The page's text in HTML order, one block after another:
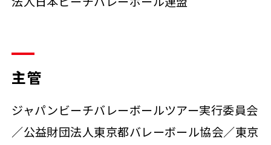
主管
ジャパンビーチバレーボールツアー実行委員会
／公益財団法人東京都バレーボール協会／東京